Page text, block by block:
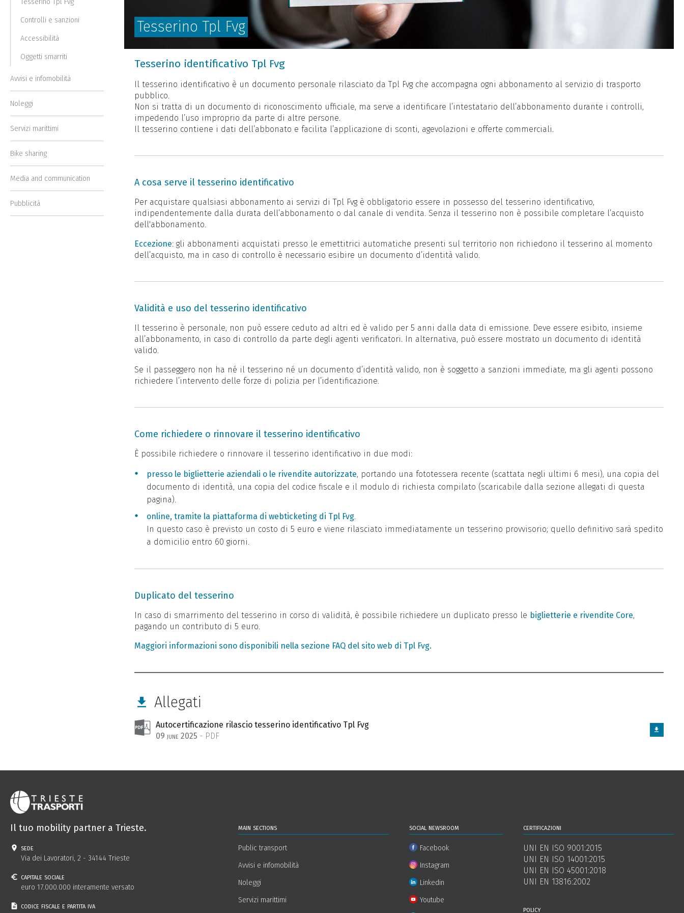
Tesserino Tpl Fvg
Controlli e sanzioni
Accessibilità
Oggetti smarriti
Avvisi e infomobilità
Noleggi
Servizi marittimi
Bike sharing
Media and communication
Pubblicità
Tesserino Tpl Fvg
Tesserino identificativo Tpl Fvg
Il tesserino identificativo è un documento personale rilasciato da Tpl Fvg che accompagna ogni abbonamento al servizio di trasporto
pubblico.
Non si tratta di un documento di riconoscimento ufficiale, ma serve a identificare l’intestatario dell’abbonamento durante i controlli,
impedendo l’uso improprio da parte di altre persone.
Il tesserino contiene i dati dell’abbonato e facilita l’applicazione di sconti, agevolazioni e offerte commerciali.
A cosa serve il tesserino identificativo
Per acquistare qualsiasi abbonamento ai servizi di Tpl Fvg è obbligatorio essere in possesso del tesserino identificativo,
indipendentemente dalla durata dell’abbonamento o dal canale di vendita. Senza il tesserino non è possibile completare l’acquisto
dell'abbonamento.
Eccezione: gli abbonamenti acquistati presso le emettitrici automatiche presenti sul territorio non richiedono il tesserino al momento
dell’acquisto, ma in caso di controllo è necessario esibire un documento d’identità valido.
Validità e uso del tesserino identificativo
Il tesserino è personale, non può essere ceduto ad altri ed è valido per 5 anni dalla data di emissione. Deve essere esibito, insieme
all’abbonamento, in caso di controllo da parte degli agenti verificatori. In alternativa, può essere mostrato un documento di identità
valido.
Se il passeggero non ha né il tesserino né un documento d’identità valido, non è soggetto a sanzioni immediate, ma gli agenti possono
richiedere l’intervento delle forze di polizia per l’identificazione.
Come richiedere o rinnovare il tesserino identificativo
È possibile richiedere o rinnovare il tesserino identificativo in due modi:
presso le biglietterie aziendali o le rivendite autorizzate, portando una fototessera recente (scattata negli ultimi 6 mesi), una copia del
documento di identità, una copia del codice fiscale e il modulo di richiesta compilato (scaricabile dalla sezione allegati di questa
pagina).
online, tramite la piattaforma di webticketing di Tpl Fvg.
In questo caso è previsto un costo di 5 euro e viene rilasciato immediatamente un tesserino provvisorio; quello definitivo sarà spedito
a domicilio entro 60 giorni.
Duplicato del tesserino
In caso di smarrimento del tesserino in corso di validità, è possibile richiedere un duplicato presso le biglietterie e rivendite Core,
pagando un contributo di 5 euro.
Maggiori informazioni sono disponibili nella sezione FAQ del sito web di Tpl Fvg.
Allegati
Autocertificazione rilascio tesserino identificativo Tpl Fvg
09 june 2025 - PDF
Il tuo mobility partner a Trieste.
sede
Via dei Lavoratori, 2 - 34144 Trieste
capitale sociale
euro 17.000.000 interamente versato
codice fiscale e partita iva
main sections
Public transport
Avvisi e infomobilità
Noleggi
Servizi marittimi
social newsroom
Facebook
Instagram
Linkedin
Youtube
certificazioni
UNI EN ISO 9001:2015
UNI EN ISO 14001:2015
UNI EN ISO 45001:2018
UNI EN 13816:2002
policy